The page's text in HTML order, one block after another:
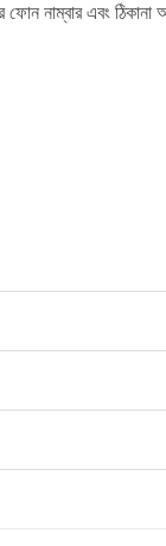
নাম্বার এবং